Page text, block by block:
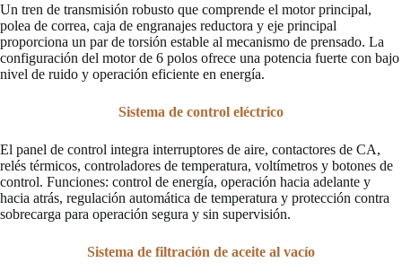
Un tren de transmisión robusto que comprende el motor principal,
polea de correa, caja de engranajes reductora y eje principal
proporciona un par de torsión estable al mecanismo de prensado. La
configuración del motor de 6 polos ofrece una potencia fuerte con bajo
nivel de ruido y operación eficiente en energía.
Sistema de control eléctrico
El panel de control integra interruptores de aire, contactores de CA,
relés térmicos, controladores de temperatura, voltímetros y botones de
control. Funciones: control de energía, operación hacia adelante y
hacia atrás, regulación automática de temperatura y protección contra
sobrecarga para operación segura y sin supervisión.
Sistema de filtración de aceite al vacío